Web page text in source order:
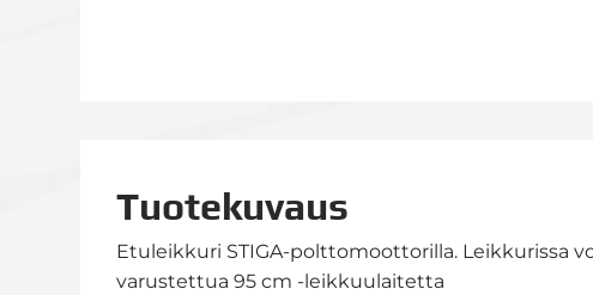
Tuotekuvaus
Etuleikkuri STIGA-polttomoottorilla. Leikkurissa
varustettua 95 cm -leikkuulaitetta